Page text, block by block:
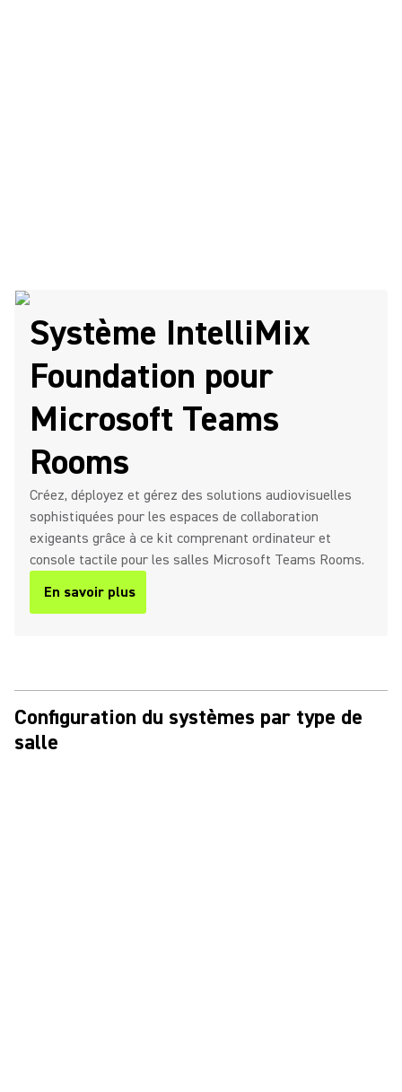
Système IntelliMix
Foundation pour
Microsoft Teams
Rooms
Créez, déployez et gérez des solutions audiovisuelles
sophistiquées pour les espaces de collaboration
exigeants grâce à ce kit comprenant ordinateur et
console tactile pour les salles Microsoft Teams Rooms.
En savoir plus
Configuration du systèmes par type de
salle